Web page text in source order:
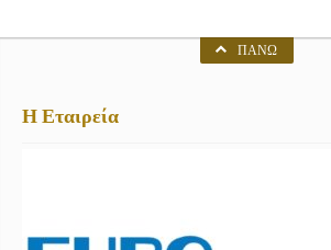
ΠΆΝΩ
Η Εταιρεία